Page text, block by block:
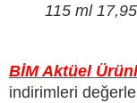
115 ml
BİM Aktüel
indirimleri